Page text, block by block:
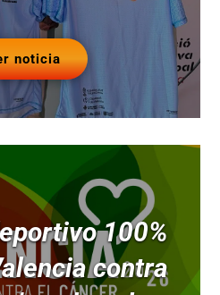
noticia
100%
contra